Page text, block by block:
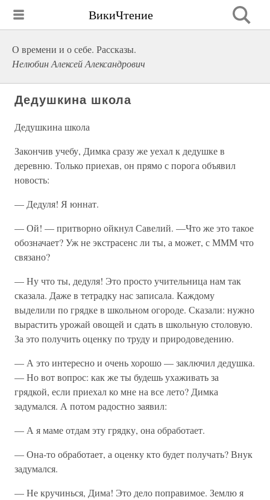
ВикиЧтение
О времени и о себе. Рассказы.
Нелюбин Алексей Александрович
Дедушкина школа
Дедушкина школа
Закончив учебу, Димка сразу же уехал к дедушке в
деревню. Только приехав, он прямо с порога объявил
новость:
— Дедуля! Я юннат.
— Ой! — притворно ойкнул Савелий. —Что же это такое
обозначает? Уж не экстрасенс ли ты, а может, с МММ что
связано?
— Ну что ты, дедуля! Это просто учительница нам так
сказала. Даже в тетрадку нас записала. Каждому
выделили по грядке в школьном огороде. Сказали: нужно
вырастить урожай овощей и сдать в школьную столовую.
За это получить оценку по труду и природоведению.
— А это интересно и очень хорошо — заключил дедушка.
— Но вот вопрос: как же ты будешь ухаживать за
грядкой, если приехал ко мне на все лето? Димка
задумался. А потом радостно заявил:
— А я маме отдам эту грядку, она обработает.
— Она-то обработает, а оценку кто будет получать? Внук
задумался.
— Не кручинься, Дима! Это дело поправимое. Землю я